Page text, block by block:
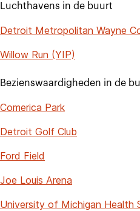
Luchthavens in de buurt
Detroit Metropolitan Wayne
Willow Run (YIP)
Bezienswaardigheden in de
Comerica Park
Detroit Golf Club
Ford Field
Joe Louis Arena
University of Michigan Health